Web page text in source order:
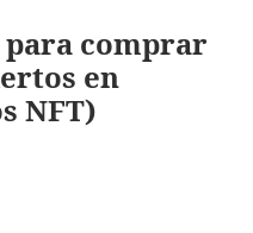
comprar
en
NFT)